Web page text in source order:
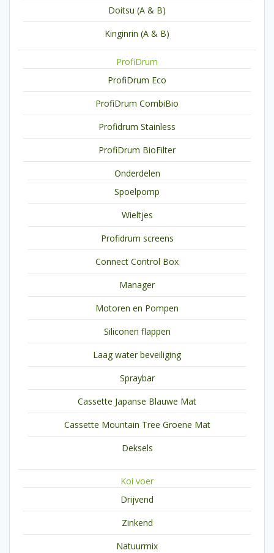
Doitsu (A & B)
Kinginrin (A & B)
ProfiDrum
ProfiDrum Eco
ProfiDrum CombiBio
Profidrum Stainless
ProfiDrum BioFilter
Onderdelen
Spoelpomp
Wieltjes
Profidrum screens
Connect Control Box
Manager
Motoren en Pompen
Siliconen flappen
Laag water beveiliging
Spraybar
Cassette Japanse Blauwe Mat
Cassette Mountain Tree Groene Mat
Deksels
Koi voer
Drijvend
Zinkend
Natuurmix